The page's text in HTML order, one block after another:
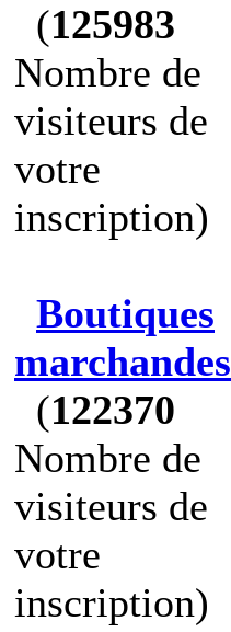
(125983
Nombre de
visiteurs de
votre
inscription)
Boutiques
marchandes
(122370
Nombre de
visiteurs de
votre
inscription)